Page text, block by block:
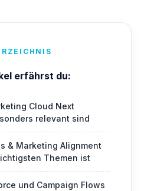
erfährst du:
Cloud Next
relevant sind
& Marketing Alignment
Themen ist
und Campaign Flows